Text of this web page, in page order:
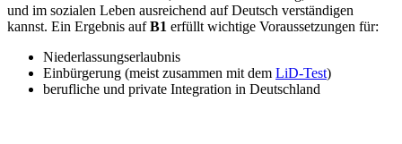
und im sozialen Leben ausreichend auf Deutsch verständigen
kannst. Ein Ergebnis aufB1 erfüllt wichtige Voraussetzungen für:
Niederlassungserlaubnis
Einbürgerung (meist zusammen mit dem LiD-Test)
berufliche und private Integration in Deutschland